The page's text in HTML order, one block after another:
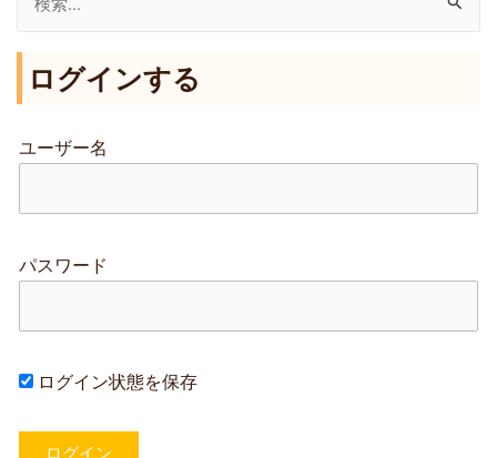
索
象
ログインする
ユーザー名
パスワード
ログイン状態を保存